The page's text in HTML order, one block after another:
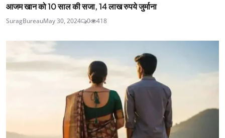
आजम खान को 10 साल की सजा, 14 लाख रुपये जुर्माना
SuragBureauMay 30, 2024 0 418